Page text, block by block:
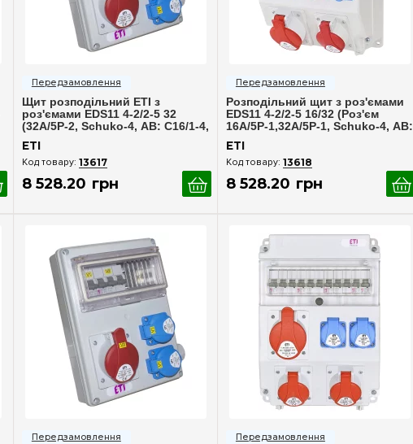
Щит розподільний ETI з
роз'ємами EDS11 4-2/2-5 32
(32A/5P-2, Schuko-4, АВ: C16/1-4,
ETI
13617
8 528.20 грн
Розподільний щит з роз'ємами
EDS11 4-2/2-5 16/32 (Роз'єм
16A/5P-1,32A/5P-1, Schuko-4, АВ:
4483302
ETI
13618
8 528.20 грн